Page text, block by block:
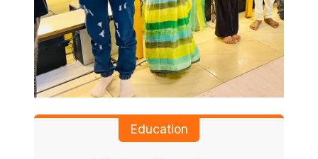
Education